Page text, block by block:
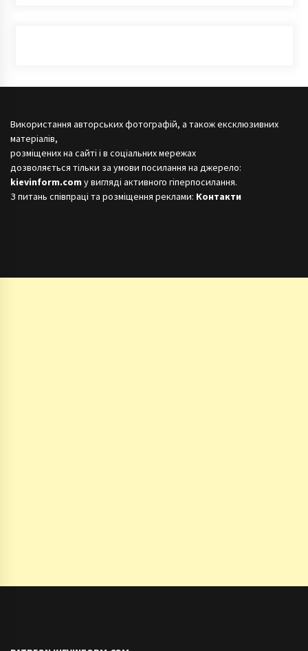
Використання авторських фотографій, а також ексклюзивних
матеріалів,
розміщених на сайті і в соціальних мережах
дозволяється тільки за умови посилання на джерело:
kievinform.com у вигляді активного гіперпосилання.
З питань співпраці та розміщення реклами: Контакти